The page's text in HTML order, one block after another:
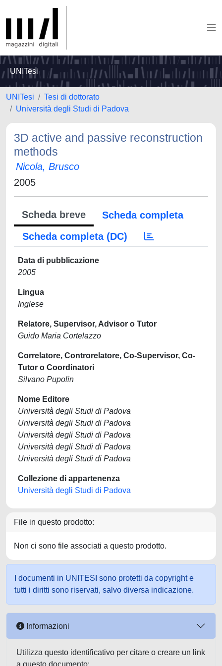
UNITesi
UNITesi
Tesi di dottorato
Università degli Studi di Padova
3D active and passive reconstruction
methods
Nicola, Brusco
2005
Scheda breve
Scheda completa
Scheda completa (DC)
Data di pubblicazione
2005
Lingua
Inglese
Relatore, Supervisor, Advisor o Tutor
Guido Maria Cortelazzo
Correlatore, Controrelatore, Co-Supervisor, Co-
Tutor o Coordinatori
Silvano Pupolin
Nome Editore
Università degli Studi di Padova
Università degli Studi di Padova
Università degli Studi di Padova
Università degli Studi di Padova
Università degli Studi di Padova
Collezione di appartenenza
Università degli Studi di Padova
File in questo prodotto:
Non ci sono file associati a questo prodotto.
I documenti in UNITESI sono protetti da copyright e
tutti i diritti sono riservati, salvo diversa indicazione.
Informazioni
Utilizza questo identificativo per citare o creare un link
a questo documento: